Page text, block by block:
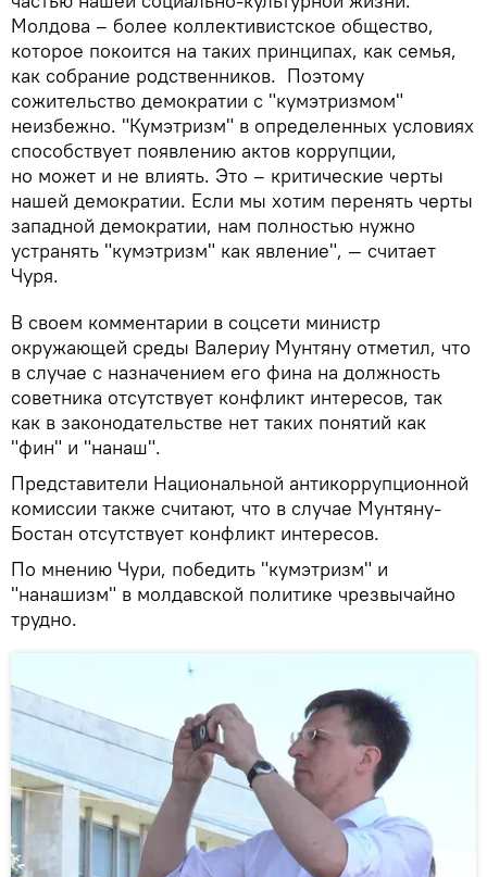
Молдова – более коллективистское общество,
которое покоится на таких принципах, как семья,
как собрание родственников. Поэтому
сожительство демократии с "кумэтризмом"
неизбежно. "Кумэтризм" в определенных условиях
способствует появлению актов коррупции,
но может и не влиять. Это – критические черты
нашей демократии. Если мы хотим перенять черты
западной демократии, нам полностью нужно
устранять "кумэтризм" как явление", — считает
Чуря.
В своем комментарии в соцсети министр
окружающей среды Валериу Мунтяну отметил, что
в случае с назначением его фина на должность
советника отсутствует конфликт интересов, так
как в законодательстве нет таких понятий как
"фин" и "нанаш".
Представители Национальной антикоррупционной
комиссии также считают, что в случае Мунтяну-
Бостан отсутствует конфликт интересов.
По мнению Чури, победить "кумэтризм" и
"нанашизм" в молдавской политике чрезвычайно
трудно.